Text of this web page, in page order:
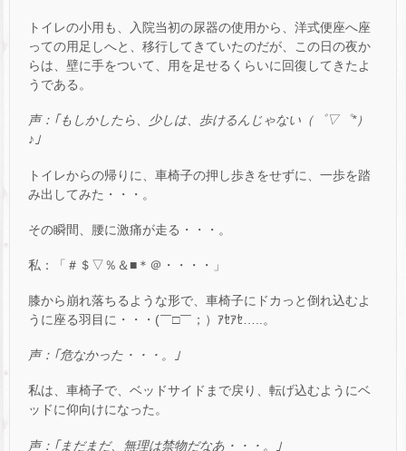
トイレの小用も、入院当初の尿器の使用から、洋式便座へ座
っての用足しへと、移行してきていたのだが、この日の夜か
らは、壁に手をついて、用を足せるくらいに回復してきたよ
うである。
声：｢もしかしたら、少しは、歩けるんじゃない（゜▽゜*）
♪｣
トイレからの帰りに、車椅子の押し歩きをせずに、一歩を踏
み出してみた・・・。
その瞬間、腰に激痛が走る・・・。
私：「＃＄▽％＆■＊＠・・・・」
膝から崩れ落ちるような形で、車椅子にドカっと倒れ込むよ
うに座る羽目に・・・(￣□￣；）ｱｾｱｾ…..。
声：｢危なかった・・・。｣
私は、車椅子で、ベッドサイドまで戻り、転げ込むようにベ
ッドに仰向けになった。
声：｢まだまだ、無理は禁物だなあ・・・。｣